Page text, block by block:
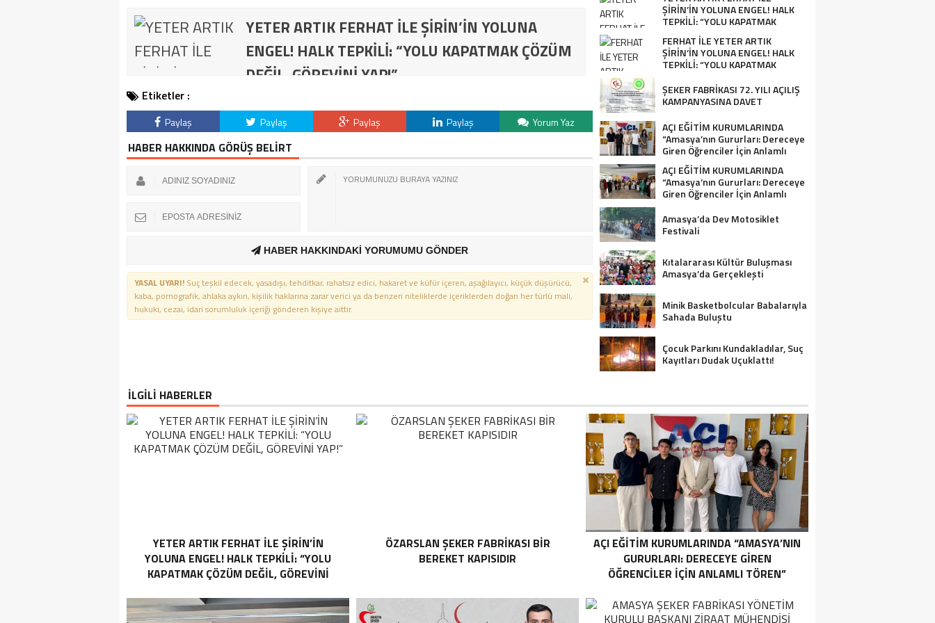
YETER ARTIK FERHAT İLE ŞİRİN’İN YOLUNA
ENGEL! HALK TEPKİLİ: “YOLU KAPATMAK ÇÖZÜM
DEĞİL, GÖREVİNİ YAP!”
Etiketler :
Paylaş Paylaş Paylaş Paylaş Yorum Yaz
HABER HAKKINDA GÖRÜŞ BELİRT
HABER HAKKINDAKİ YORUMUMU GÖNDER
YASAL UYARI! Suç teşkil edecek, yasadışı, tehditkar, rahatsız edici, hakaret ve küfür içeren, aşağılayıcı, küçük düşürücü,
kaba, pornografik, ahlaka aykırı, kişilik haklarına zarar verici ya da benzeri niteliklerde içeriklerden doğan her türlü mali,
hukuki, cezai, idari sorumluluk içeriği gönderen kişiye aittir.
ŞİRİN’İN YOLUNA ENGEL! HALK
TEPKİLİ: “YOLU KAPATMAK
ÇÖZÜM DEĞİL, GÖREVİNİ YAP!”
FERHAT İLE YETER ARTIK
ŞİRİN’İN YOLUNA ENGEL! HALK
TEPKİLİ: “YOLU KAPATMAK
ŞEKER FABRİKASI 72. YILI AÇILIŞ
KAMPANYASINA DAVET
AÇI EĞİTİM KURUMLARINDA
“Amasya’nın Gururları: Dereceye
Giren Öğrenciler İçin Anlamlı
Tören”
AÇI EĞİTİM KURUMLARINDA
“Amasya’nın Gururları: Dereceye
Giren Öğrenciler İçin Anlamlı
Amasya’da Dev Motosiklet
Festivali
Kıtalararası Kültür Buluşması
Amasya’da Gerçekleşti
Minik Basketbolcular Babalarıyla
Sahada Buluştu
Çocuk Parkını Kundakladılar, Suç
Kayıtları Dudak Uçuklattı!
İLGİLİ HABERLER
YETER ARTIK FERHAT İLE ŞİRİN’İN
YOLUNA ENGEL! HALK TEPKİLİ: “YOLU
KAPATMAK ÇÖZÜM DEĞİL, GÖREVİNİ
ÖZARSLAN ŞEKER FABRİKASI BİR
BEREKET KAPISIDIR
AÇI EĞİTİM KURUMLARINDA “AMASYA’NIN
GURURLARI: DERECEYE GIREN
ÖĞRENCILER İÇIN ANLAMLI TÖREN”